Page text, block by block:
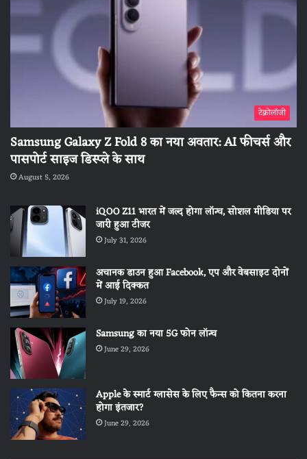
टेक्नोलॉजी
Samsung Galaxy Z Fold 8 का नया अवतार: AI फीचर्स और
पासपोर्ट साइज डिस्प्ले के साथ
August 5, 2026
iQOO Z11 भारत में जल्द होगा लॉन्च, सोशल मीडिया पर
जारी हुआ टीजर
July 31, 2026
अचानक डाउन हुआ Facebook, एप और वेबसाइट दोनों
में आई दिक्कत
July 19, 2026
Samsung का नया 5G फोन लॉन्च
June 29, 2026
Apple के स्मार्ट ग्लासेस के लिए फैन्स को कितना करना
होगा इंतजार?
June 29, 2026